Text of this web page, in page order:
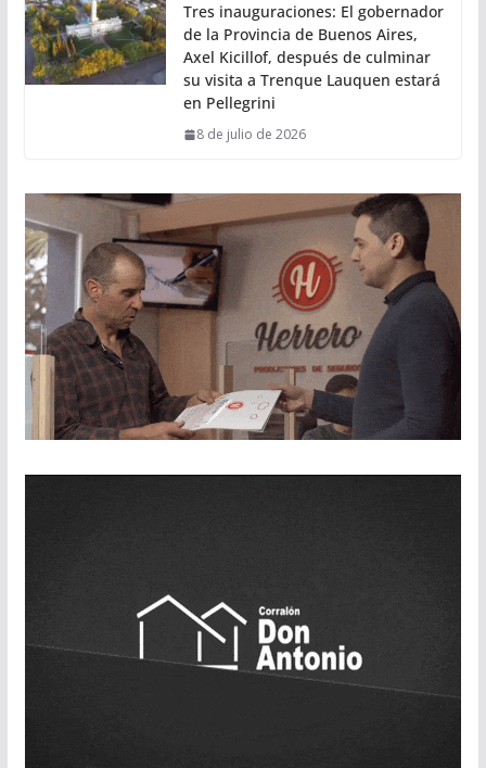
Tres inauguraciones: El gobernador
de la Provincia de Buenos Aires,
Axel Kicillof, después de culminar
su visita a Trenque Lauquen estará
en Pellegrini
8 de julio de 2026